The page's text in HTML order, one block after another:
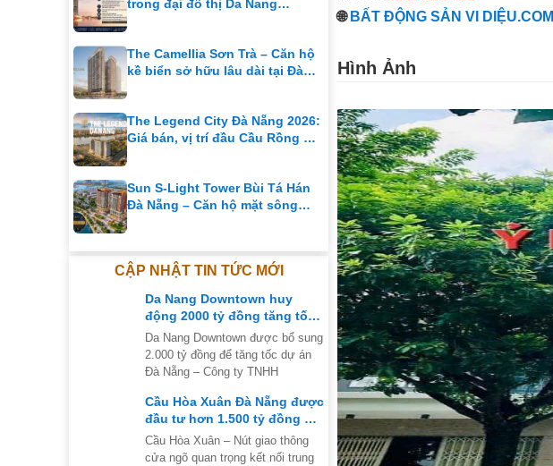
🌐 BẤT ĐỘNG SẢN VI DIỆU.COM
Hình Ảnh
trong đại đô thị Da Nang
The Camellia Sơn Trà – Căn hộ
kề biển sở hữu lâu dài tại Đà
The Legend City Đà Nẵng 2026:
Giá bán, vị trí đầu Cầu Rồng &
Sun S-Light Tower Bùi Tá Hán
Đà Nẵng – Căn hộ mặt sông
CẬP NHẬT TIN TỨC MỚI
Da Nang Downtown huy
động 2000 tỷ đồng tăng tốc
siêu dự án tại Đà Nẵng
Da Nang Downtown được bổ sung
2.000 tỷ đồng để tăng tốc dự án
Đà Nẵng – Công ty TNHH
Cầu Hòa Xuân Đà Nẵng được
đầu tư hơn 1.500 tỷ đồng để
mở rộng nút giao thông
Cầu Hòa Xuân – Nút giao thông
cửa ngõ quan trọng kết nối trung